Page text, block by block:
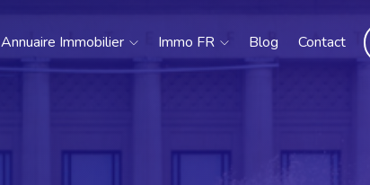
Annuaire Immobilier Immo FR Blog Contact